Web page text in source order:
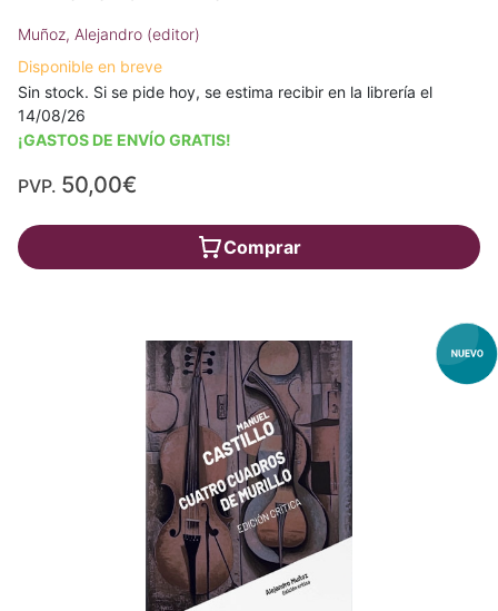
Muñoz, Alejandro (editor)
Disponible en breve
Sin stock. Si se pide hoy, se estima recibir en la librería el
14/08/26
¡GASTOS DE ENVÍO GRATIS!
PVP. 50,00€
Comprar